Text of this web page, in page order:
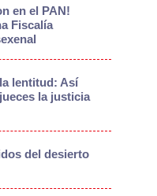
en el PAN!
Fiscalía
lentitud: Así
la justicia
del desierto